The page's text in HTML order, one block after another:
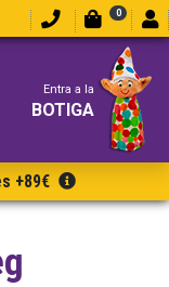
0
Entra a la
BOTIGA
+89€